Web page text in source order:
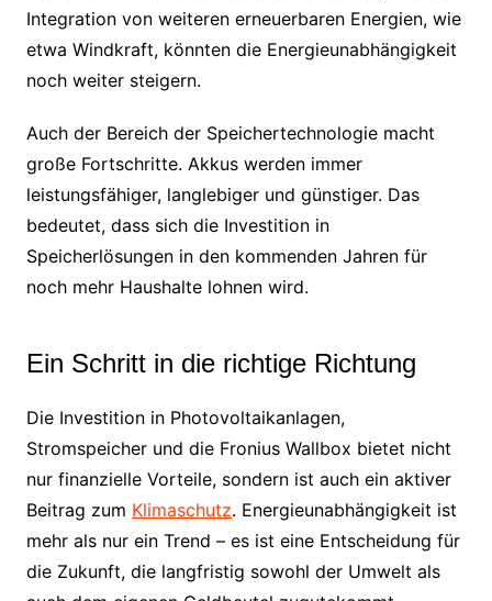
Integration von weiteren erneuerbaren Energien, wie
etwa Windkraft, könnten die Energieunabhängigkeit
noch weiter steigern.
Auch der Bereich der Speichertechnologie macht
große Fortschritte. Akkus werden immer
leistungsfähiger, langlebiger und günstiger. Das
bedeutet, dass sich die Investition in
Speicherlösungen in den kommenden Jahren für
noch mehr Haushalte lohnen wird.
Ein Schritt in die richtige Richtung
Die Investition in Photovoltaikanlagen,
Stromspeicher und die Fronius Wallbox bietet nicht
nur finanzielle Vorteile, sondern ist auch ein aktiver
Beitrag zum Klimaschutz. Energieunabhängigkeit ist
mehr als nur ein Trend – es ist eine Entscheidung für
die Zukunft, die langfristig sowohl der Umwelt als